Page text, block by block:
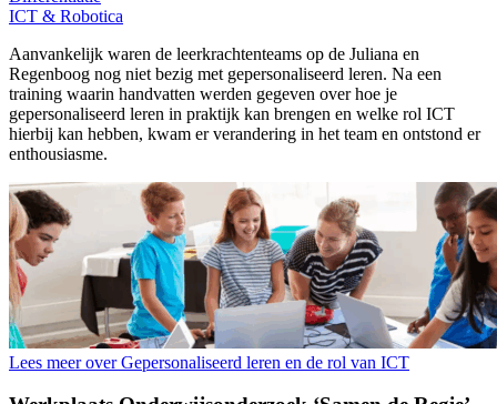
ICT & Robotica
Aanvankelijk waren de leerkrachtenteams op de Juliana en
Regenboog nog niet bezig met gepersonaliseerd leren. Na een
training waarin handvatten werden gegeven over hoe je
gepersonaliseerd leren in praktijk kan brengen en welke rol ICT
hierbij kan hebben, kwam er verandering in het team en ontstond er
enthousiasme.
Lees meer over Gepersonaliseerd leren en de rol van ICT